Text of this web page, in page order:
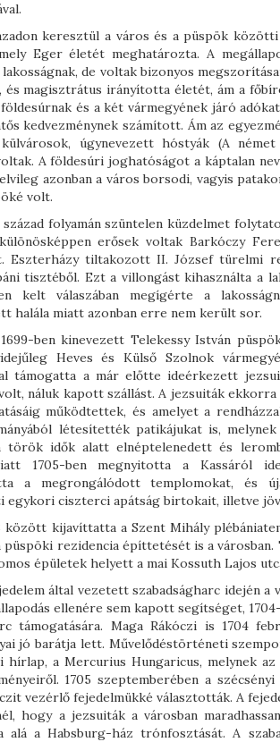
keresztül a város és a püspök
Eger életét meghatározta. A
de voltak bizonyos
magisztrátus irányította életét, ám a
és a két vármegyének járó
kedvezménynek számított. Ám az
úgynevezett hóstyák (A
A földesúri joghatóságot a káptalan
azonban a város borsodi, vagyis
volt.
század folyamán szüntelen küzdelmet
erősek voltak Barkóczy
Eszterházy tiltakozott II. József türelmi
tisztéből. Ezt a villongást kihasználta a
kelt válaszában megígérte a
halála miatt azonban erre nem került sor.
ben kinevezett Telekessy István
Heves és Külső Szolnok
támogatta a már előtte ideérkezett
náluk kapott szállást. A jezsuiták
működtettek, és amelyet a
létesítették patikájukat is,
idők alatt elnéptelenedett és
1705-ben megnyitotta a Kassáról
a megrongálódott templomokat, és
egykori ciszterci apátság birtokait, illetve
között kijavíttatta a Szent Mihály
püspöki rezidencia építtetését is a
épületek helyett a mai Kossuth Lajos
által vezetett szabadságharc idején
ellenére sem kapott segítséget,
támogatására. Maga Rákóczi is 1704
jó barátja lett. Művelődéstörténeti
hírlap, a Mercurius Hungaricus, melynek
1705 szeptemberében a
vezérlő fejedelmükké választották. A
hogy a jezsuiták a városban
alá a Habsburg-ház trónfosztását. A